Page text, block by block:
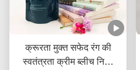
क्रूरता मुक्त सफेद रंग की
स्वतंत्रता क्रीम ब्लीच निजी